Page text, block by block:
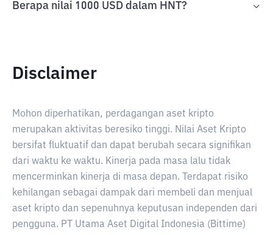
Berapa nilai 1000 USD dalam HNT?
Disclaimer
Mohon diperhatikan, perdagangan aset kripto
merupakan aktivitas beresiko tinggi. Nilai Aset Kripto
bersifat fluktuatif dan dapat berubah secara signifikan
dari waktu ke waktu. Kinerja pada masa lalu tidak
mencerminkan kinerja di masa depan. Terdapat risiko
kehilangan sebagai dampak dari membeli dan menjual
aset kripto dan sepenuhnya keputusan independen dari
pengguna. PT Utama Aset Digital Indonesia (Bittime)